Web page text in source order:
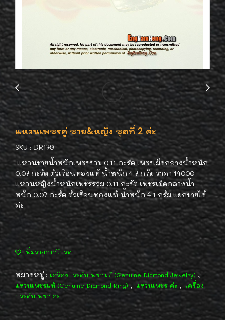
แหวนเพชรคู่ ชาย&หญิง ชุดที่ 2 ค่ะ
SKU : DR179
แหวนชายน้ำหนักเพชรรวม 0.11 กะรัต เพชรเม็ดกลางน้ำหนัก
0.07 กะรัต ตัวเรือนทองแท้ น้ำหนัก 4.7 กรัม ราคา 14000
แหวนหญิงน้ำหนักเพชรรวม 0.11 กะรัต เพชรเม็ดกลางน้ำ
หนัก 0.07 กะรัต ตัวเรือนทองแท้ น้ำหนัก 4.1 กรัม แยกขายได้
ค่ะ
เพิ่มรายการโปรด
หมวดหมู่ : เครื่องประดับเพชรแท้ (Genuine Diamond Jewelry) ,
แหวนเพชรแท้ (Genuine Diamond Ring), แหวนเพชร ค่ะ , เครื่อง
ประดับเพชร ค่ะ